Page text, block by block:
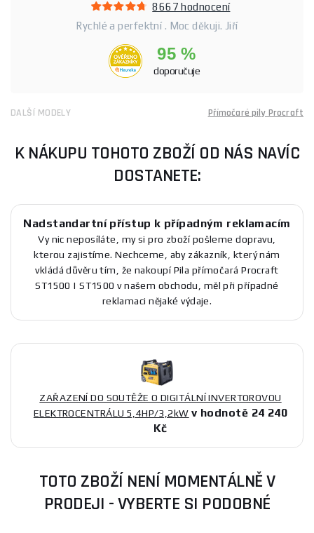
8667 hodnocení
Rychlé a perfektní . Moc děkuji. Jiří
95 %
doporučuje
DALŠÍ MODELY Přímočaré pily Procraft
K NÁKUPU TOHOTO ZBOŽÍ OD NÁS NAVÍC
DOSTANETE:
Nadstandartní přístup k případným reklamacím
Vy nic neposíláte, my si pro zboží pošleme dopravu,
kterou zajistíme. Nechceme, aby zákazník, který nám
vkládá důvěru tím, že nakoupí Pila přímočará Procraft
ST1500 | ST1500 v našem obchodu, měl při případné
reklamaci nějaké výdaje.
ZAŘAZENÍ DO SOUTĚŽE O DIGITÁLNÍ INVERTOROVOU
ELEKTROCENTRÁLU 5,4HP/3,2kW v hodnotě 24 240
Kč
TOTO ZBOŽÍ NENÍ MOMENTÁLNĚ V
PRODEJI - VYBERTE SI PODOBNÉ